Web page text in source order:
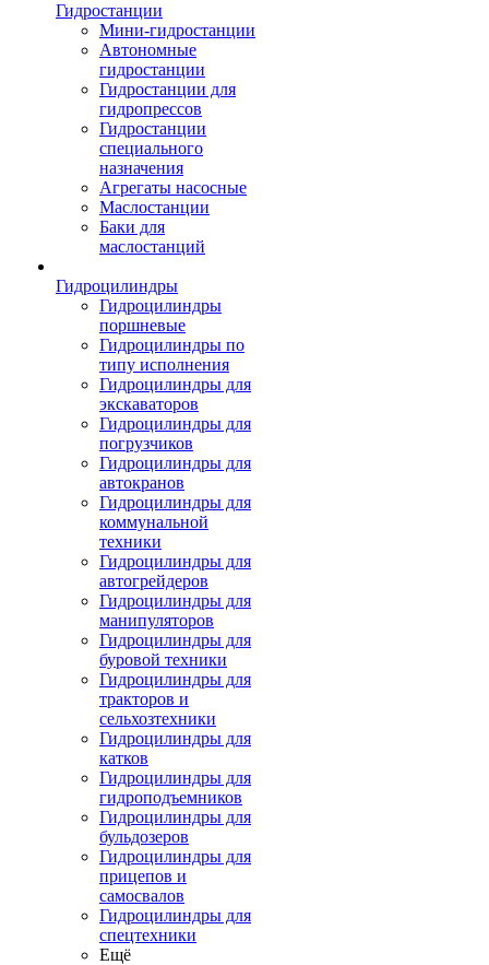
Гидростанции
Мини-гидростанции
Автономные
гидростанции
Гидростанции для
гидропрессов
Гидростанции
специального
назначения
Агрегаты насосные
Маслостанции
Баки для
маслостанций
Гидроцилиндры
Гидроцилиндры
поршневые
Гидроцилиндры по
типу исполнения
Гидроцилиндры для
экскаваторов
Гидроцилиндры для
погрузчиков
Гидроцилиндры для
автокранов
Гидроцилиндры для
коммунальной
техники
Гидроцилиндры для
автогрейдеров
Гидроцилиндры для
манипуляторов
Гидроцилиндры для
буровой техники
Гидроцилиндры для
тракторов и
сельхозтехники
Гидроцилиндры для
катков
Гидроцилиндры для
гидроподъемников
Гидроцилиндры для
бульдозеров
Гидроцилиндры для
прицепов и
самосвалов
Гидроцилиндры для
спецтехники
Ещё